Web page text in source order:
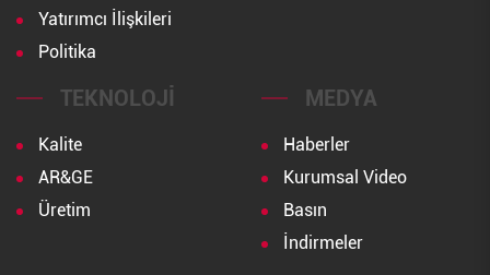
Yatırımcı İlişkileri
Politika
TEKNOLOJI
Kalite
AR&GE
Üretim
MEDYA
Haberler
Kurumsal Video
Basın
İndirmeler